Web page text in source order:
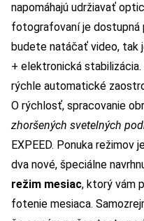
napomáhajú udržiavať
fotografovaní je dostupná
budete natáčať video, tak
+ elektronická
rýchle automatické
O rýchlosť, spracovanie
zhoršených svetelných
EXPEED. Ponuka režimov
dva nové, špeciálne
režim mesiac, ktorý vám
fotenie mesiaca.